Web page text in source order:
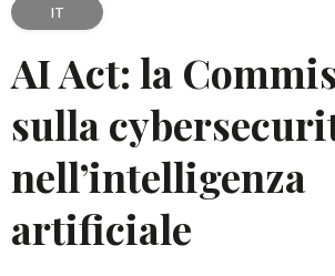
IT
AI Act: la
sulla
nell’intelligenza
artificiale